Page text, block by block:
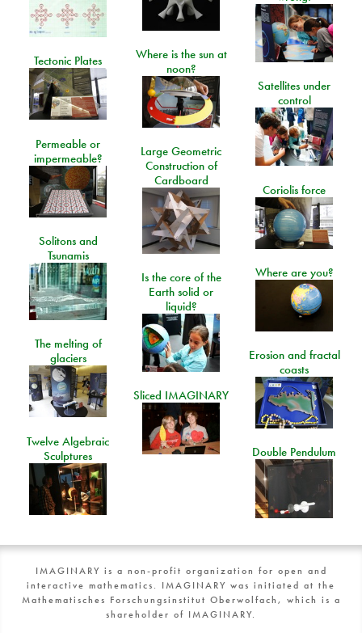
Where is the sun at
noon?
Tectonic Plates
Satellites under
control
Permeable or
impermeable?
Large Geometric
Construction of
Cardboard
Coriolis force
Solitons and
Tsunamis
Where are you?
Is the core of the
Earth solid or
liquid?
The melting of
glaciers
Erosion and fractal
coasts
Sliced IMAGINARY
Twelve Algebraic
Sculptures
Double Pendulum
IMAGINARY is a non-profit organization for open and
interactive mathematics. IMAGINARY was initiated at the
Mathematisches Forschungsinstitut Oberwolfach, which is a
shareholder of IMAGINARY.